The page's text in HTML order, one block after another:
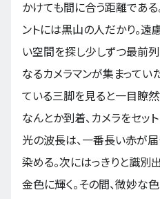
かけても間に合う距離であ
ントには黒山の人だかり。遠
い空間を探し少しずつ最前
なるカメラマンが集まってい
ている三脚を見ると一目瞭然
なんとか到着、カメラをセッ
光の波長は、一番長い赤が
染める。次にはっきりと識
金色に輝く。その間、微妙な